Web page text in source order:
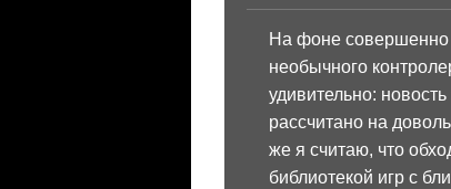
На фоне совершенно
необычного
удивительно:
рассчитано на
же я считаю, что
библиотекой игр с